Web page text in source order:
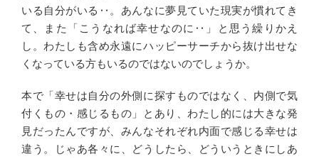
いる自分がいる‥。あんなに夢見ていた現実が慣れてき
て、また「こうなれば幸せなのに‥」と思う繰りかえ
し。わたしも含め永遠にハッピーサーチから抜け出せな
くなっている方もいるのではないのでしょうか。
本で「幸せは自分の外側に探すものではなく、内側で気
付くもの・感じるもの」とあり、わたし的には大きな発
見だったんですが、みんなそれぞれ内面で感じる幸せは
違う。じゃあ各々に、どうしたら、どういうときにしあ